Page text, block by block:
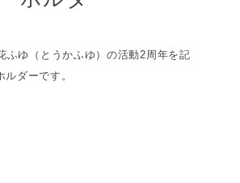
ゆ（とうかふゆ）の活動2周年を記
ダーです。